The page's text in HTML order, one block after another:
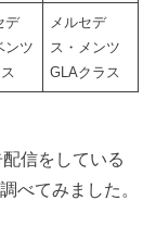
デ
ンツ
メルセデ
ス・メンツ
GLAクラス
信をしている
べてみました。